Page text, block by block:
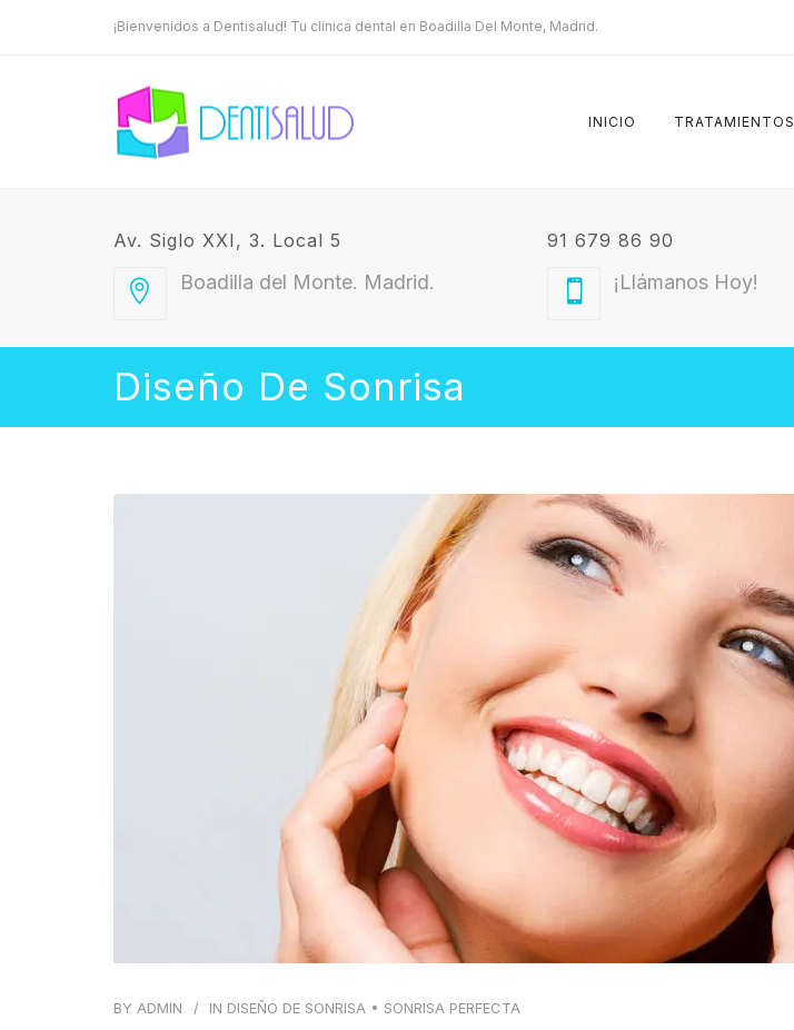
¡Bienvenidos a Dentisalud! Tu clínica dental en Boadilla Del Monte, Madrid.
INICIO TRATAMIENTOS
Av. Siglo XXI, 3. Local 5
Boadilla del Monte. Madrid.
91 679 86 90
¡Llámanos Hoy!
Diseño De Sonrisa
BY ADMIN IN DISEÑO DE SONRISA • SONRISA PERFECTA